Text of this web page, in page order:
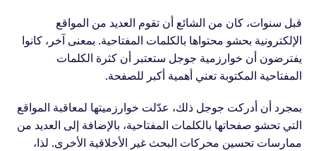
قبل سنوات، كان من الشائع أن تقوم العديد من المواقع
الإلكترونية بحشو محتواها بالكلمات المفتاحية. بمعنى آخر، كانوا
يفترضون أن خوارزمية جوجل ستعتبر أن كثرة الكلمات
المفتاحية المكتوبة تعني أهمية أكبر للصفحة.
بمجرد أن أدركت جوجل ذلك، عدّلت خوارزميتها لمعاقبة المواقع
التي تحشو صفحاتها بالكلمات المفتاحية، بالإضافة إلى العديد من
ممارسات تحسين محركات البحث غير الأخلاقية الأخرى. لذا،